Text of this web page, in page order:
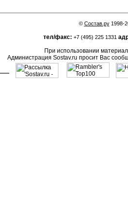
© Состав.ру1998-
тел/факс: +7 (495) 225 1331
При использовании
Администрация Sostav.ru просит Вас